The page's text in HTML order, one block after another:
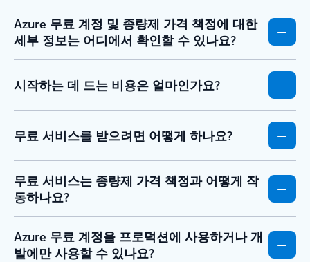
Azure 무료 계정 및 종량제 가격 책정에 대한
세부 정보는 어디에서 확인할 수 있나요?
시작하는 데 드는 비용은 얼마인가요?
무료 서비스를 받으려면 어떻게 하나요?
무료 서비스는 종량제 가격 책정과 어떻게 작
동하나요?
Azure 무료 계정을 프로덕션에 사용하거나 개
발에만 사용할 수 있나요?